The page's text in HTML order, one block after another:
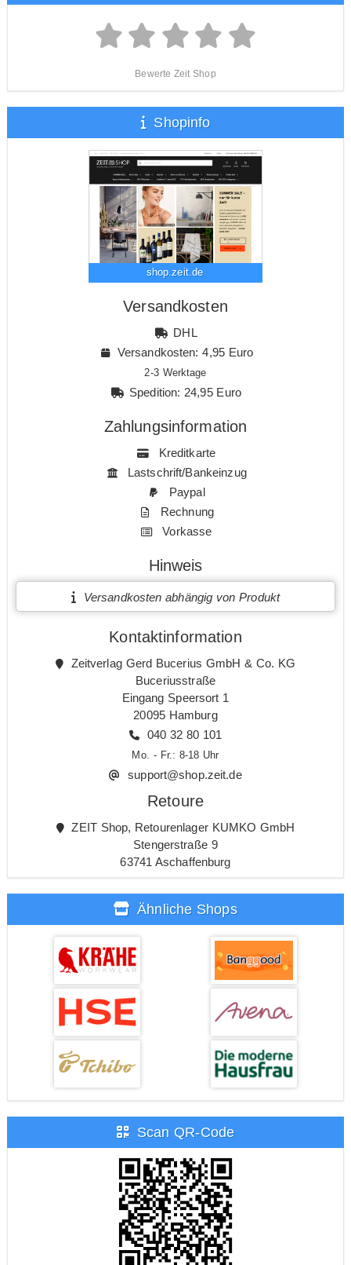
Bewerte Zeit Shop
Shopinfo
shop.zeit.de
Versandkosten
DHL
Versandkosten: 4,95 Euro
2-3 Werktage
Spedition: 24,95 Euro
Zahlungsinformation
Kreditkarte
Lastschrift/Bankeinzug
Paypal
Rechnung
Vorkasse
Hinweis
Versandkosten abhängig von Produkt
Kontaktinformation
Zeitverlag Gerd Bucerius GmbH & Co. KG
Buceriusstraße
Eingang Speersort 1
20095 Hamburg
040 32 80 101
Mo. - Fr.: 8-18 Uhr
support@shop.zeit.de
Retoure
ZEIT Shop, Retourenlager KUMKO GmbH
Stengerstraße 9
63741 Aschaffenburg
Ähnliche Shops
Scan QR-Code